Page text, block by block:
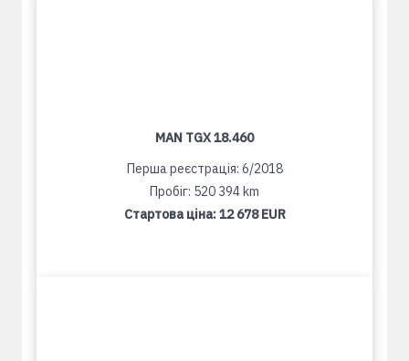
MAN TGX 18.460
Перша реєстрація: 6/2018
Пробіг: 520 394 km
Стартова ціна:12 678 EUR